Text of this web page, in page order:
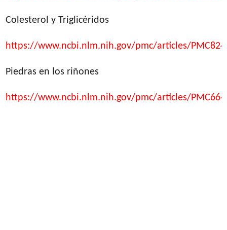
Colesterol y Triglicéridos
https://www.ncbi.nlm.nih.gov/pmc/articles/
Piedras en los riñones
https://www.ncbi.nlm.nih.gov/pmc/articles/